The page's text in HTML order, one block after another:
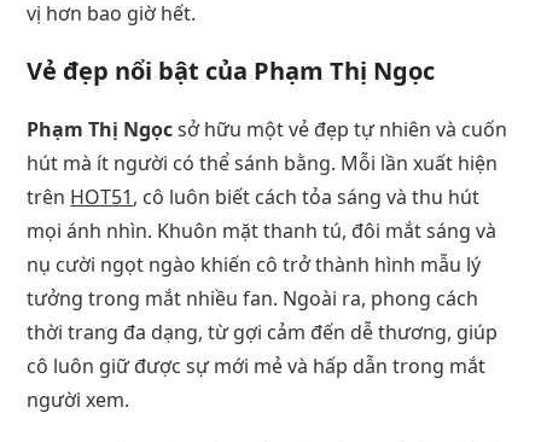
vị hơn bao giờ hết.
Vẻ đẹp nổi bật của Phạm Thị Ngọc
Phạm Thị Ngọcsở hữu một vẻ đẹp tự nhiên và cuốn
hút mà ít người có thể sánh bằng. Mỗi lần xuất hiện
trên HOT51, cô luôn biết cách tỏa sáng và thu hút
mọi ánh nhìn. Khuôn mặt thanh tú, đôi mắt sáng và
nụ cười ngọt ngào khiến cô trở thành hình mẫu lý
tưởng trong mắt nhiều fan. Ngoài ra, phong cách
thời trang đa dạng, từ gợi cảm đến dễ thương, giúp
cô luôn giữ được sự mới mẻ và hấp dẫn trong mắt
người xem.